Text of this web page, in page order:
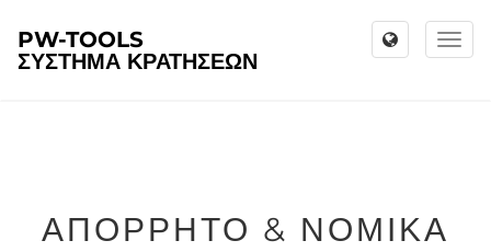
Toggle
PW-TOOLS
ΣΎΣΤΗΜΑ ΚΡΑΤΉΣΕΩΝ
ΑΠΌΡΡΗΤΟ & ΝΟΜΙΚΆ